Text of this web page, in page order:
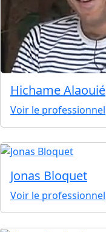
Hichame Alaouié
Voir le professionnel
Jonas Bloquet
Voir le professionnel